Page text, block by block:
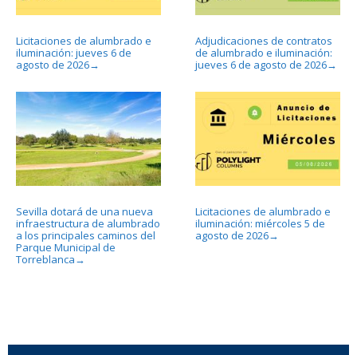
Licitaciones de alumbrado e
iluminación: jueves 6 de
agosto de 2026→
Adjudicaciones de contratos
de alumbrado e iluminación:
jueves 6 de agosto de 2026→
Sevilla dotará de una nueva
infraestructura de alumbrado
a los principales caminos del
Parque Municipal de
Torreblanca →
Licitaciones de alumbrado e
iluminación: miércoles 5 de
agosto de 2026→